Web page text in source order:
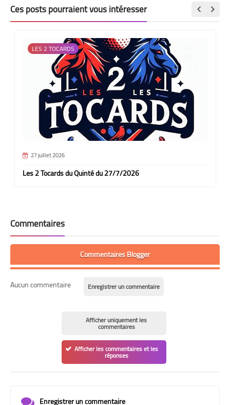
Ces posts pourraient vous intéresser
LES 2 TOCARDS
27 juillet 2026
Les 2 Tocards du Quinté du 27/7/2026
Commentaires
Commentaires Blogger
Aucun commentaire Enregistrer un commentaire
Afficher uniquement les
commentaires
Afficher les commentaires et les
réponses
Enregistrer un commentaire